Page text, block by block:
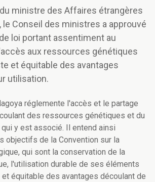
ministre des Affaires étrangères
le Conseil des ministres a approuvé
loi portant assentiment au
aux ressources génétiques
et équitable des avantages
utilisation.
réglemente l'accès et le partage
des ressources génétiques et du
y est associé. Il entend ainsi
objectifs de la Convention sur la
qui sont la conservation de la
l'utilisation durable de ses éléments
équitable des avantages découlant de